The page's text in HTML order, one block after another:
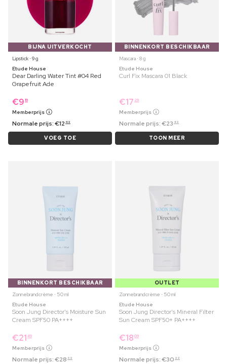
BIJNA UITVERKOCHT
Lipstick ⋅ 9 g
Etude House
Dear Darling Water Tint #04 Red
Grapefruit Ade
€9 19
Memberprijs
Normale prijs:€12 49
VOEG TOE
BINNENKORT BESCHIKBAAR
Mascara ⋅ 8 g
Etude House
Curl Fix Mascara 01 Black
€17 29
Memberprijs
Normale prijs:€23 49
TOON MEER
BINNENKORT BESCHIKBAAR
Zonnebrandcrème ⋅ 50 ml
Etude House
Soon Jung Director's Moisture Sun
Cream SPF50 PA++++
€21 49
Memberprijs
Normale prijs:€28 69
OUTLET
Zonnebrandcrème ⋅ 50 ml
Etude House
Soon Jung Director’s Mineral Filter
Sun Cream SPF50+ PA++++
€18 09
Memberprijs
Normale prijs:€30 99